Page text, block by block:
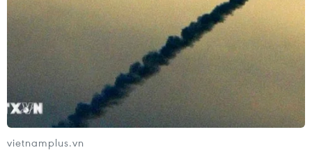
17/04/2023 15:03
Ukraine đặt mục tiêu mở lại quá trình vận chuyển lương
thực và ngũ cốc qua Ba Lan như là điều kiện tiên quyết
để tiến hành các cuộc đàm phán ở Ba Lan ngày 17/4.
vietnamplus.vn